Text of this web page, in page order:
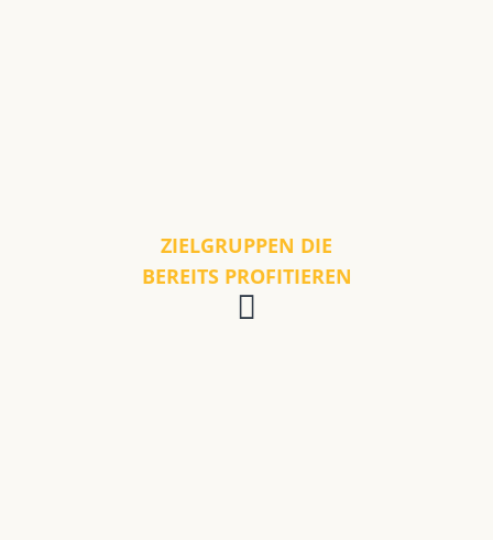
ZIELGRUPPEN DIE
BEREITS PROFITIEREN